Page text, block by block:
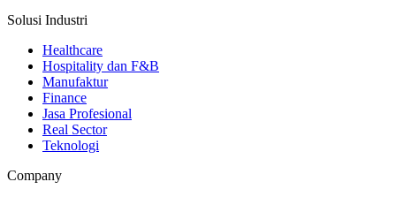
Solusi Industri
Healthcare
Hospitality dan F&B
Manufaktur
Finance
Jasa Profesional
Real Sector
Teknologi
Company